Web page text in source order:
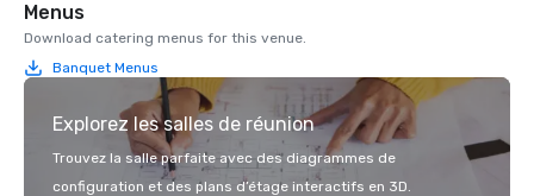
Menus
Download catering menus for this venue.
Banquet Menus
Explorez les salles de réunion
Trouvez la salle parfaite avec des diagrammes de
configuration et des plans d’étage interactifs en 3D.